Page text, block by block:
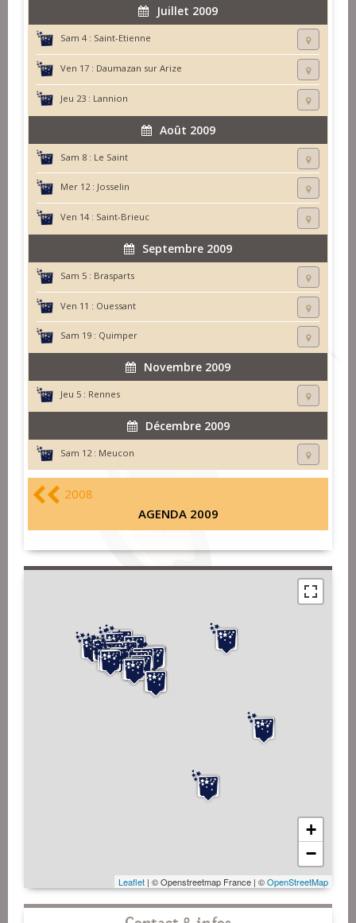
Juillet 2009
Sam 4 : Saint-Etienne
Ven 17 : Daumazan sur Arize
Jeu 23 : Lannion
Août 2009
Sam 8 : Le Saint
Mer 12 : Josselin
Ven 14 : Saint-Brieuc
Septembre 2009
Sam 5 : Brasparts
Ven 11 : Ouessant
Sam 19 : Quimper
Novembre 2009
Jeu 5 : Rennes
Décembre 2009
Sam 12 : Meucon
2008
AGENDA 2009
+
−
Leaflet | © Openstreetmap France | ©OpenStreetMap